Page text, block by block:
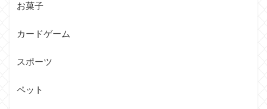
お菓子
カードゲーム
スポーツ
ペット